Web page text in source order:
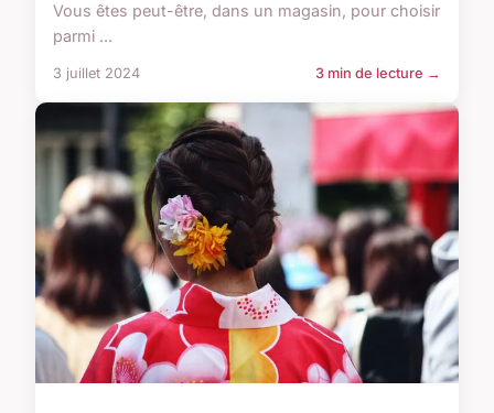
Vous êtes peut-être, dans un magasin, pour choisir
parmi ...
3 juillet 2024 3 min de lecture →